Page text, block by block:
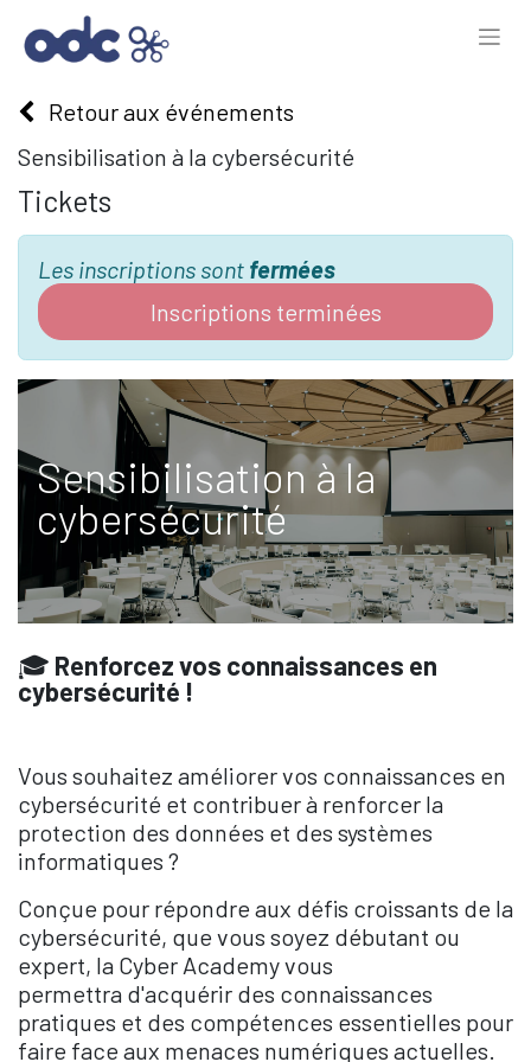
Retour aux événements
Sensibilisation à la cybersécurité
Tickets
Les inscriptions sont fermées
Inscriptions terminées
Sensibilisation à la
cybersécurité
🎓 Renforcez vos connaissances en
cybersécurité !
Vous souhaitez améliorer vos connaissances en
cybersécurité et contribuer à renforcer la
protection des données et des systèmes
informatiques ?
Conçue pour répondre aux défis croissants de la
cybersécurité, que vous soyez débutant ou
expert, la Cyber Academy vous
permettra d'acquérir des connaissances
pratiques et des compétences essentielles pour
faire face aux menaces numériques actuelles.